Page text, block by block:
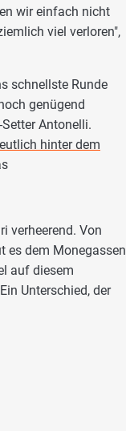
wir einfach nicht
viel verloren",
schnellste Runde
genügend
Antonelli.
hinter dem
verheerend. Von
es dem Monegassen
auf diesem
Unterschied, der